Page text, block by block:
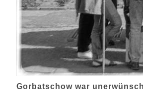
Gorbatschow war